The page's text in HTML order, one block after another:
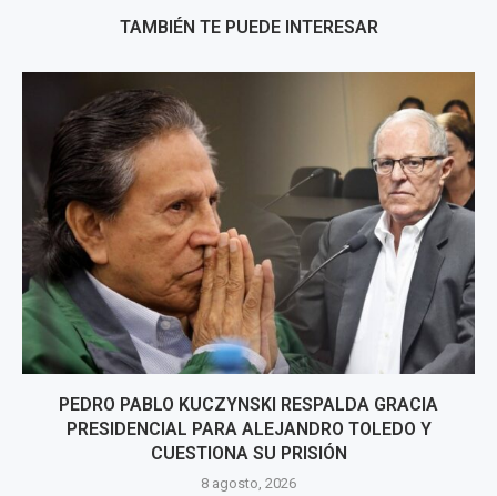
TAMBIÉN TE PUEDE INTERESAR
PEDRO PABLO KUCZYNSKI RESPALDA GRACIA
PRESIDENCIAL PARA ALEJANDRO TOLEDO Y
CUESTIONA SU PRISIÓN
8 agosto, 2026